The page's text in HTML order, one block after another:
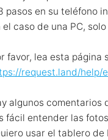
pasos en su teléfono
el caso de una PC,
favor, lea esta página
request.land/help/
algunos comentarios
fácil entender las
usar el tablero de